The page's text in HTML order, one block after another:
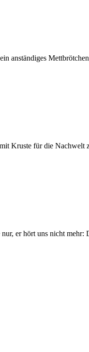
anständiges
Kruste für die
er hört uns nicht